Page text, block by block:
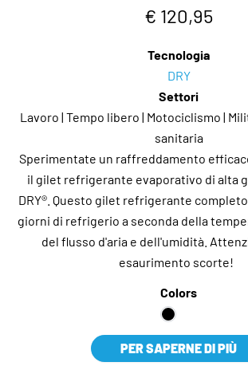
€ 120,95
Tecnologia
DRY
Settori
Lavoro | Tempo libero | Motociclismo |
sanitaria
Sperimentate un raffreddamento
il gilet refrigerante evaporativo di alta
DRY®. Questo gilet refrigerante
giorni di refrigerio a seconda della
del flusso d'aria e dell'umidità.
esaurimento scorte!
Colors
PER SAPERNE DI PIÙ